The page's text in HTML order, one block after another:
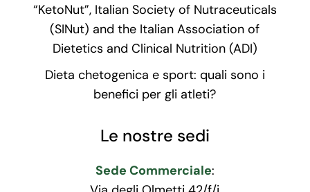
“KetoNut”, Italian Society of Nutraceuticals
(SINut) and the Italian Association of
Dietetics and Clinical Nutrition (ADI)
Dieta chetogenica e sport: quali sono i
benefici per gli atleti?
Le nostre sedi
Sede Commerciale: